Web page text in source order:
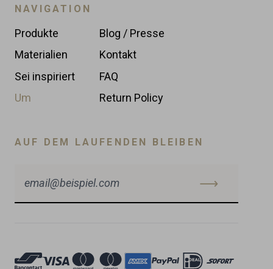
NAVIGATION
Produkte
Materialien
Sei inspiriert
Um
Blog / Presse
Kontakt
FAQ
Return Policy
AUF DEM LAUFENDEN BLEIBEN
Akzeptierte